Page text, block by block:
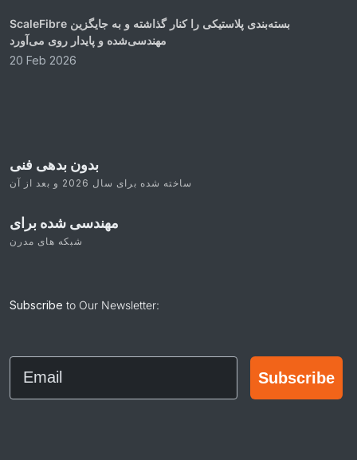
ScaleFibre بسته‌بندی پلاستیکی را کنار گذاشته و به جایگزین
مهندسی‌شده و پایدار روی می‌آورد
20 Feb 2026
بدون بدهی فنی
ساخته شده برای سال 2026 و بعد از آن
مهندسی شده برای
شبکه های مدرن
Subscribe to Our Newsletter:
Email
Subscribe